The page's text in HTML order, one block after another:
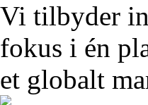
Vi tilbyder
fokus i én
et globalt